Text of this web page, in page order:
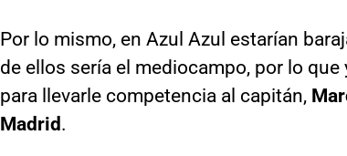
Por lo mismo, en Azul Azul estarían
de ellos sería el mediocampo, por lo
para llevarle competencia al capitán,
Madrid .